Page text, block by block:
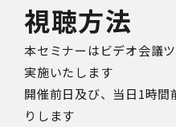
視聴方法
本セミナーはビデオ会議
実施いたします
開催前日及び、 当日1時間
りします